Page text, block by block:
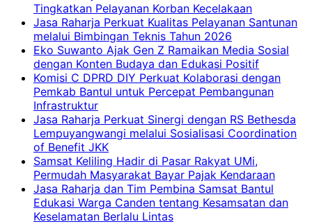
Tingkatkan Pelayanan Korban Kecelakaan
Jasa Raharja Perkuat Kualitas Pelayanan Santunan
melalui Bimbingan Teknis Tahun 2026
Eko Suwanto Ajak Gen Z Ramaikan Media Sosial
dengan Konten Budaya dan Edukasi Positif
Komisi C DPRD DIY Perkuat Kolaborasi dengan
Pemkab Bantul untuk Percepat Pembangunan
Infrastruktur
Jasa Raharja Perkuat Sinergi dengan RS Bethesda
Lempuyangwangi melalui Sosialisasi Coordination
of Benefit JKK
Samsat Keliling Hadir di Pasar Rakyat UMi,
Permudah Masyarakat Bayar Pajak Kendaraan
Jasa Raharja dan Tim Pembina Samsat Bantul
Edukasi Warga Canden tentang Kesamsatan dan
Keselamatan Berlalu Lintas